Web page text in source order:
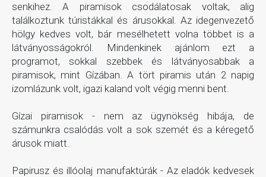
senkihez. A piramisok csodálatosak voltak, alig
találkoztunk túristákkal és árusokkal. Az idegenvezető
hölgy kedves volt, bár mesélhetett volna többet is a
látványosságokról. Mindenkinek ajánlom ezt a
programot, sokkal szebbek és látványosabbak a
piramisok, mint Gízában. A tört piramis után 2 napig
izomlázunk volt, igazi kaland volt végig menni bent.
Gízai piramisok - nem az ügynökség hibája, de
számunkra csalódás volt a sok szemét és a kéregető
árusok miatt.
Papirusz és illóolaj manufaktúrák - Az eladók kedvesek